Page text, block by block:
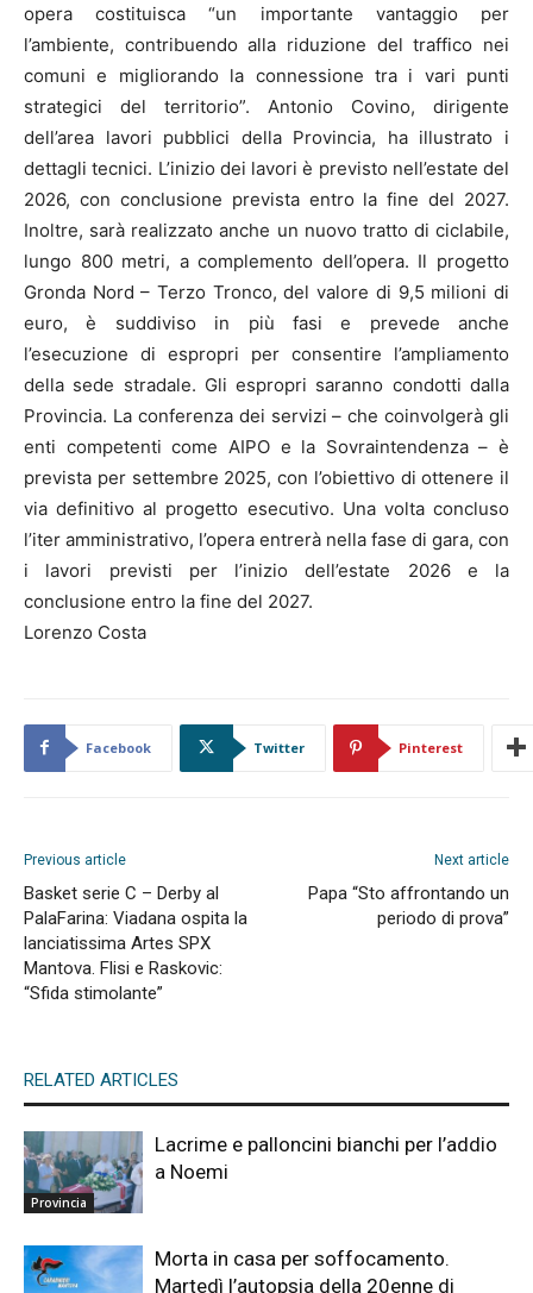
opera costituisca “un importante vantaggio per
l’ambiente, contribuendo alla riduzione del traffico nei
comuni e migliorando la connessione tra i vari punti
strategici del territorio”. Antonio Covino, dirigente
dell’area lavori pubblici della Provincia, ha illustrato i
dettagli tecnici. L’inizio dei lavori è previsto nell’estate del
2026, con conclusione prevista entro la fine del 2027.
Inoltre, sarà realizzato anche un nuovo tratto di ciclabile,
lungo 800 metri, a complemento dell’opera. Il progetto
Gronda Nord – Terzo Tronco, del valore di 9,5 milioni di
euro, è suddiviso in più fasi e prevede anche
l’esecuzione di espropri per consentire l’ampliamento
della sede stradale. Gli espropri saranno condotti dalla
Provincia. La conferenza dei servizi – che coinvolgerà gli
enti competenti come AIPO e la Sovraintendenza – è
prevista per settembre 2025, con l’obiettivo di ottenere il
via definitivo al progetto esecutivo. Una volta concluso
l’iter amministrativo, l’opera entrerà nella fase di gara, con
i lavori previsti per l’inizio dell’estate 2026 e la
conclusione entro la fine del 2027.
Lorenzo Costa
Facebook Twitter Pinterest
Previous article
Basket serie C – Derby al
PalaFarina: Viadana ospita la
lanciatissima Artes SPX
Mantova. Flisi e Raskovic:
“Sfida stimolante”
Next article
Papa “Sto affrontando un
periodo di prova”
RELATED ARTICLES
Provincia
Lacrime e palloncini bianchi per l’addio
a Noemi
Morta in casa per soffocamento.
Martedì l’autopsia della 20enne di